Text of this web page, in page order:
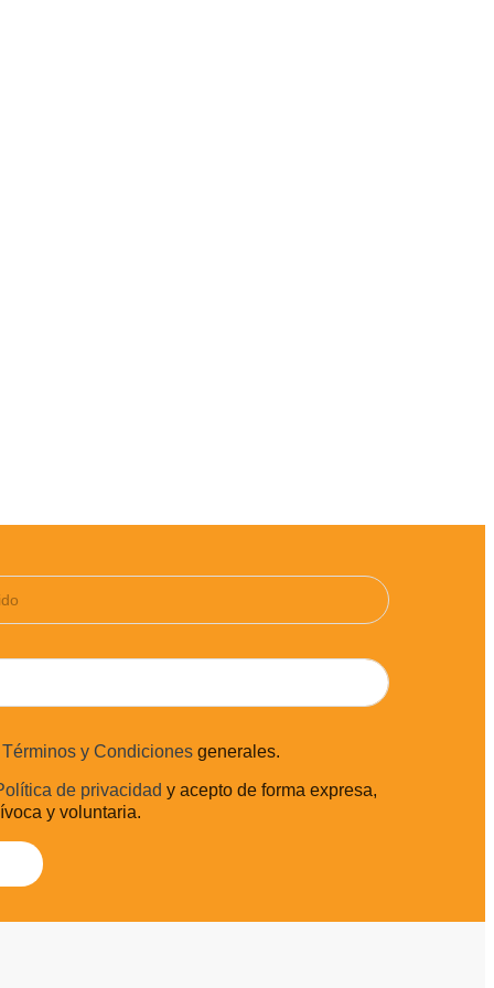
Términos y Condiciones generales.
de privacidad y acepto de forma expresa,
y voluntaria.